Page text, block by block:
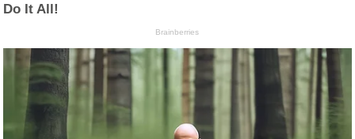
Do It All!
Brainberries